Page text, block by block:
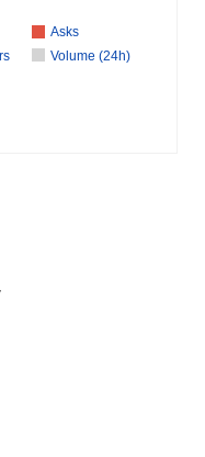
Asks
Volume (24h)